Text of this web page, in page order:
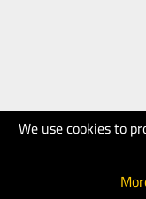
We use cookies to